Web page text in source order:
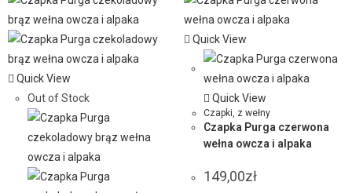
Quick View
Out of Stock
Quick View
Quick View
Czapki, z wełny
Czapka Purga czerwona
wełna owcza i alpaka
149,00zł